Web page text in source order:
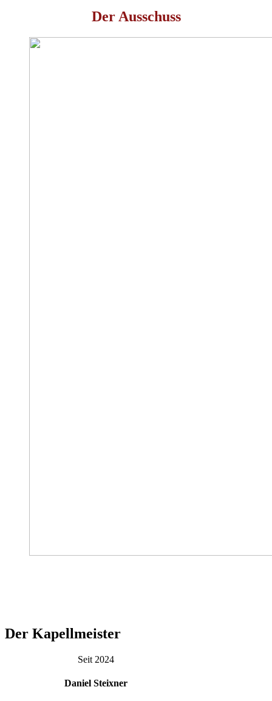
Der Ausschuss
Der Kapellmeister
Seit 2024
Daniel Steixner